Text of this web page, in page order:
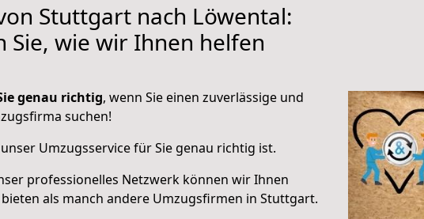
Stuttgart nach Löwental:
Sie, wie wir Ihnen helfen
genau richtig, wenn Sie einen zuverlässige und
suchen!
Umzugsservice für Sie genau richtig ist.
professionelles Netzwerk können wir Ihnen
als manch andere Umzugsfirmen in Stuttgart.